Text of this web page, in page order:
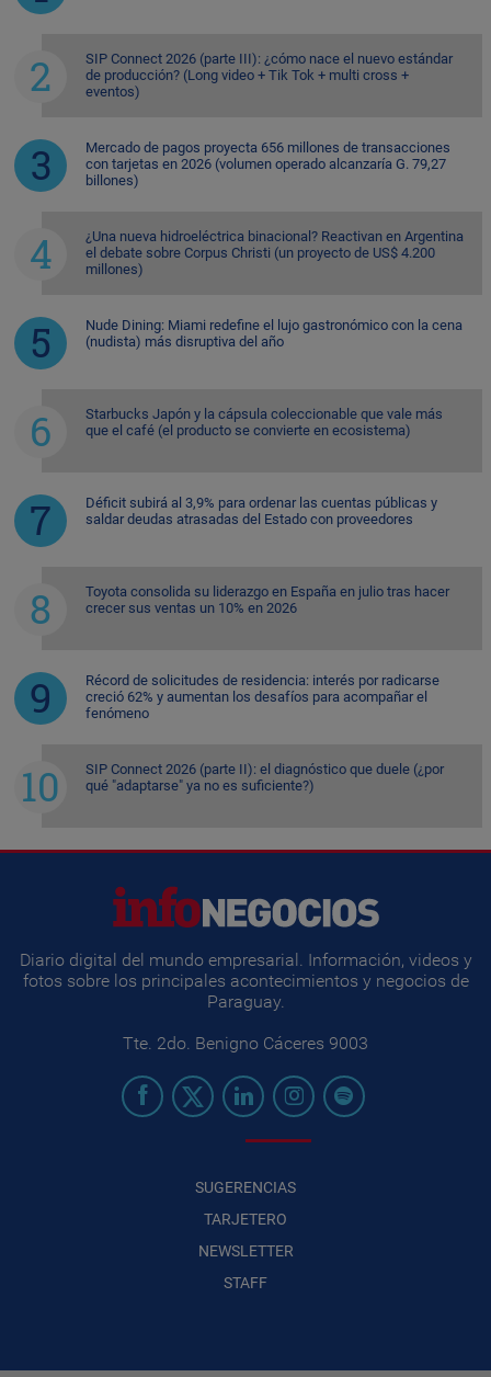
SIP Connect 2026 (parte III): ¿cómo nace el nuevo estándar
de producción? (Long video + Tik Tok + multi cross +
eventos)
Mercado de pagos proyecta 656 millones de transacciones
con tarjetas en 2026 (volumen operado alcanzaría G. 79,27
billones)
¿Una nueva hidroeléctrica binacional? Reactivan en Argentina
el debate sobre Corpus Christi (un proyecto de US$ 4.200
millones)
Nude Dining: Miami redefine el lujo gastronómico con la cena
(nudista) más disruptiva del año
Starbucks Japón y la cápsula coleccionable que vale más
que el café (el producto se convierte en ecosistema)
Déficit subirá al 3,9% para ordenar las cuentas públicas y
saldar deudas atrasadas del Estado con proveedores
Toyota consolida su liderazgo en España en julio tras hacer
crecer sus ventas un 10% en 2026
Récord de solicitudes de residencia: interés por radicarse
creció 62% y aumentan los desafíos para acompañar el
fenómeno
SIP Connect 2026 (parte II): el diagnóstico que duele (¿por
qué "adaptarse" ya no es suficiente?)
Diario digital del mundo empresarial. Información, videos y
fotos sobre los principales acontecimientos y negocios de
Paraguay.
Tte. 2do. Benigno Cáceres 9003
SUGERENCIAS
TARJETERO
NEWSLETTER
STAFF